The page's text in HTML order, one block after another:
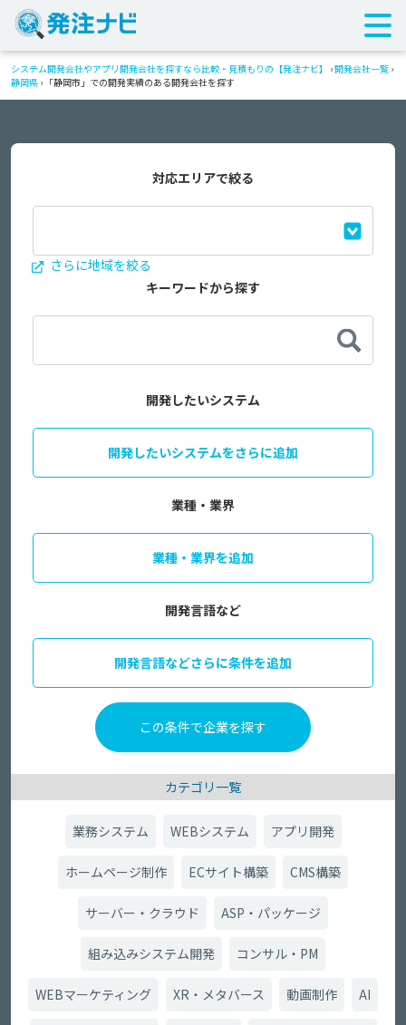
システム開発会社やアプリ開発会社を探すなら比較・見積もりの【発注ナビ】 ›開発会社一覧 ›
静岡県 › 「静岡市」での開発実績のある開発会社を探す
対応エリアで絞る
さらに地域を絞る
キーワードから探す
開発したいシステム
開発したいシステムをさらに追加
業種・業界
業種・業界を追加
開発言語など
開発言語などさらに条件を追加
カテゴリ一覧
業務システム WEBシステム アプリ開発
ホームページ制作 ECサイト構築 CMS構築
サーバー・クラウド ASP・パッケージ
組み込みシステム開発 コンサル・PM
WEBマーケティング XR・メタバース 動画制作 AI